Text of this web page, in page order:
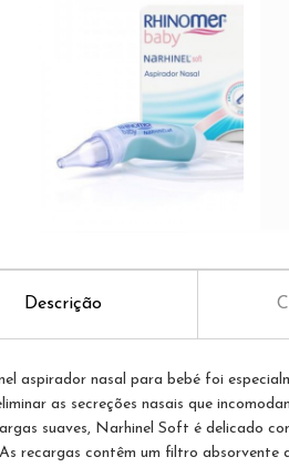
Descrição
aspirador nasal para bebé foi
as secreções nasais que
suaves, Narhinel Soft é delicado
recargas contêm um filtro absorvente